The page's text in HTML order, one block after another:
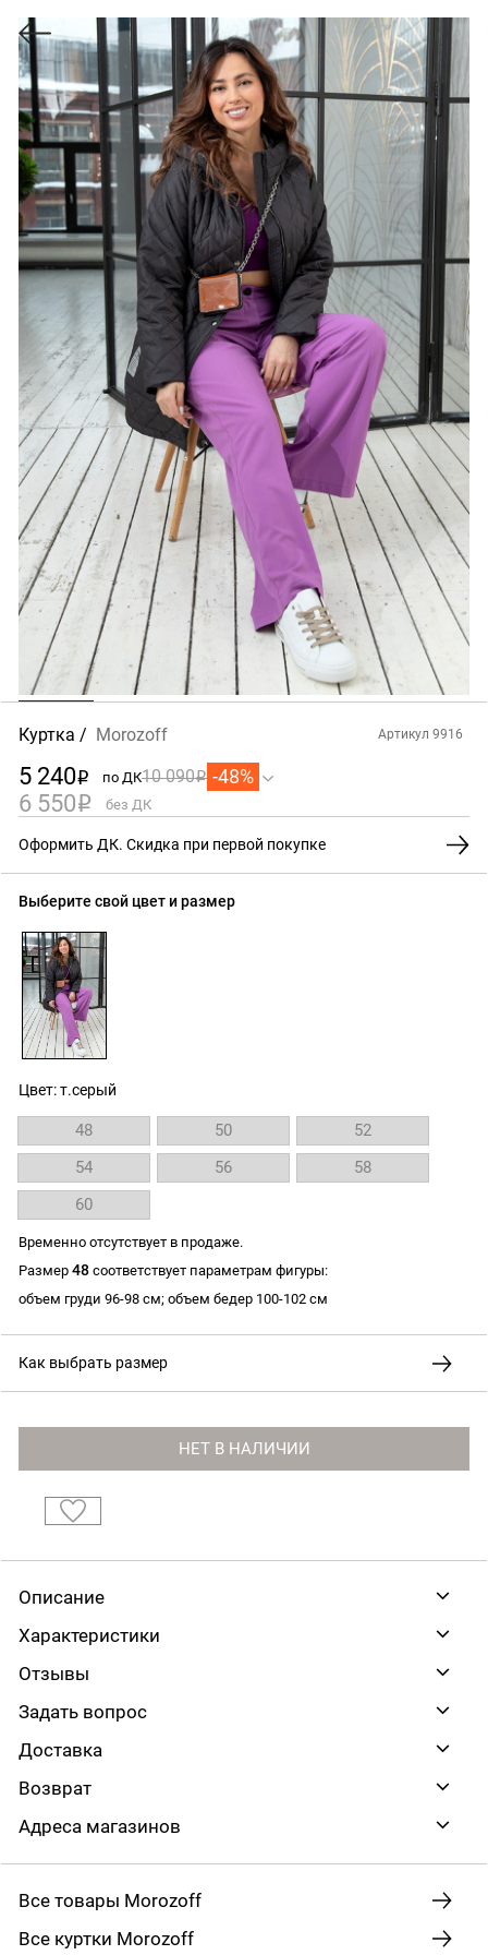
Куртка Morozoff Артикул 9916
5 240i по ДК10 090i -48%
6 550i без ДК
Оформить ДК. Скидка при первой покупке
Выберите свой цвет и размер
Цвет: т.серый
48 50
52
54
56
58
60
Временно отсутствует в продаже.
Размер 48 соответствует параметрам фигуры:
объем груди 96-98 см; объем бедер 100-102 см
Как выбрать размер
НЕТ В НАЛИЧИИ
Описание
Характеристики
Отзывы
Задать вопрос
Доставка
Возврат
Адреса магазинов
Все товары Morozoff
Все куртки Morozoff